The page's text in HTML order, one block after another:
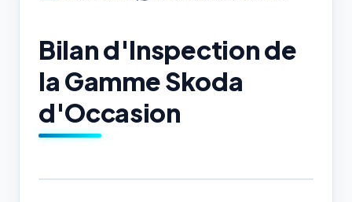
Bilan d'Inspection de
la Gamme Skoda
d'Occasion